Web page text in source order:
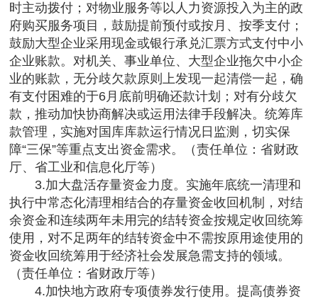
时主动拨付；对物业服务等以人力资源投入为主的政
府购买服务项目，鼓励提前预付或按月、按季支付；
鼓励大型企业采用现金或银行承兑汇票方式支付中小
企业账款。对机关、事业单位、大型企业拖欠中小企
业的账款，无分歧欠款原则上发现一起清偿一起，确
有支付困难的于6月底前明确还款计划；对有分歧欠
款，推动加快协商解决或运用法律手段解决。统筹库
款管理，实施对国库库款运行情况日监测，切实保
障“三保”等重点支出资金需求。（责任单位：省财政
厅、省工业和信息化厅等）
3.加大盘活存量资金力度。实施年底统一清理和
执行中常态化清理相结合的存量资金收回机制，对结
余资金和连续两年未用完的结转资金按规定收回统筹
使用，对不足两年的结转资金中不需按原用途使用的
资金收回统筹用于经济社会发展急需支持的领域。
（责任单位：省财政厅等）
4.加快地方政府专项债券发行使用。提高债券资